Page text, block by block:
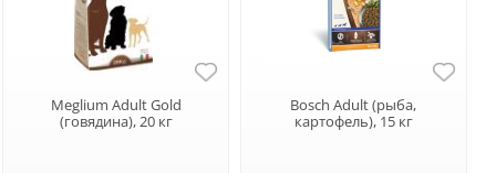
Meglium Adult Gold
(говядина), 20 кг
Bosch Adult (рыба,
картофель), 15 кг